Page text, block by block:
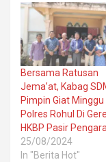
Bersama Ratusan
Jema’at, Kabag
Pimpin Giat Minggu
Polres Rohul Di
HKBP Pasir
25/08/2024
In "Berita Hot"